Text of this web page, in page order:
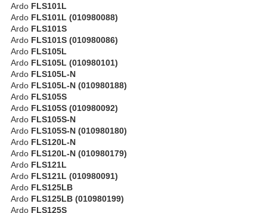
Ardo FLS101L
Ardo FLS101L (010980088)
Ardo FLS101S
Ardo FLS101S (010980086)
Ardo FLS105L
Ardo FLS105L (010980101)
Ardo FLS105L-N
Ardo FLS105L-N (010980188)
Ardo FLS105S
Ardo FLS105S (010980092)
Ardo FLS105S-N
Ardo FLS105S-N (010980180)
Ardo FLS120L-N
Ardo FLS120L-N (010980179)
Ardo FLS121L
Ardo FLS121L (010980091)
Ardo FLS125LB
Ardo FLS125LB (010980199)
Ardo FLS125S